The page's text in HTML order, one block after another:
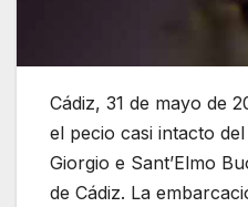
Cádiz, 31 de mayo de
el pecio casi intacto
Giorgio e Sant’Elmo
de Cádiz. La